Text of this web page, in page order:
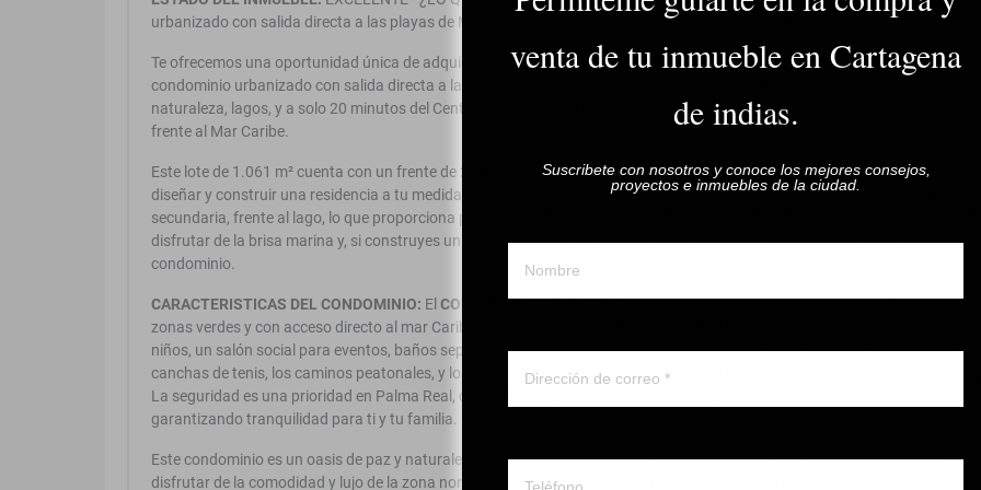
urbanizado con salida directa a las playas de Manzanillo del mar | CONDOMINIO PALMA REAL | Area de lote: 1.061 mts2
Te ofrecemos una oportunidad única de adquirir un lote de 1.061 m² en el exclusivo Condominio Palma Real, el único
condominio urbanizado con salida directa a las paradisíacas playas de Manzanillo del Mar, Cartagena de Indias. Rodeado de
naturaleza, lagos, y a solo 20 minutos del Centro Histórico, este lote es el lugar ideal para construir la casa de tus sueños
frente al Mar Caribe.
Este lote de 1.061 m² cuenta con un frente de 24.4 metros y un largo de 45 metros, brindándote el espacio perfecto para
diseñar y construir una residencia a tu medida. Ubicado en la manzana F del condominio, el lote se encuentra en una calle
secundaria, frente al lago, lo que proporciona privacidad y tranquilidad. Además, su proximidad a la salida al mar te permitirá
disfrutar de la brisa marina y, si construyes un altillo, tendrás una espectacular vista al mar y a las áreas verdes del
condominio.
CARACTERISTICAS DEL CONDOMINIO: El CONDOMINIO PALMA REALofrece un entorno exclusivo, rodeado de amplias
zonas verdes y con acceso directo al mar Caribe. Disfruta de una variedad de amenidades, como piscinas para adultos y
niños, un salón social para eventos, baños separados para hombres y mujeres, y un kiosco para reuniones al aire libre. Las
canchas de tenis, los caminos peatonales, y los parques naturales te permiten disfrutar de un estilo de vida activo y
La seguridad es una prioridad en Palma Real, con vigilancia permanente tanto en la portería como en la entrada al mar,
garantizando tranquilidad para ti y tu familia.
Este condominio es un oasis de paz y naturaleza a solo 8 minutos del Hotel Las Américas Beach Resort, permitiéndote
disfrutar de la comodidad y lujo de la zona norte de Cartagena, todo mientras te sumerges en la tranquilidad de la
venta de tu inmueble en Cartagena
de indias.
Suscribete con nosotros y conoce los mejores consejos,
proyectos e inmuebles de la ciudad.